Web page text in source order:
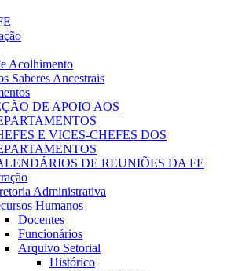
Acolhimento
Saberes Ancestrais
DE APOIO AOS
E VICES-CHEFES DOS
DE REUNIÕES DA FE
Administrativa
Humanos
Docentes
Funcionários
Arquivo Setorial
Histórico